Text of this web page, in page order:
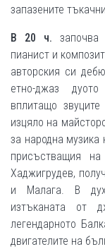
запазените
В 20 ч.
пианист и
авторския си
етно-джаз
вплитащо
изцяло на
за народна
присъстващия
Хаджигрудев,
и Малага. В
изтъканата от
легендарното
двигателите на